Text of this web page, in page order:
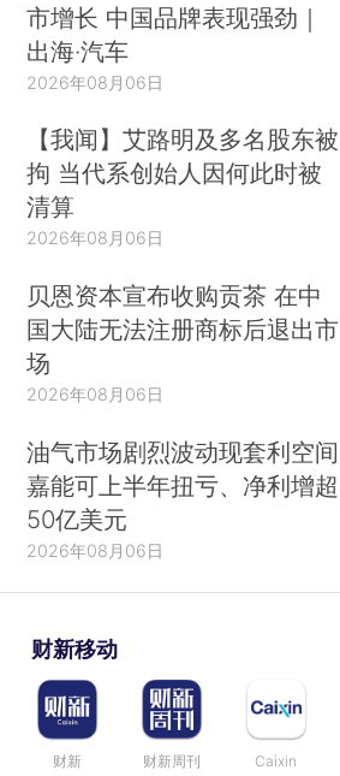
市增长 中国品牌表现强劲｜
出海·汽车
2026年08月06日
【我闻】艾路明及多名股东被
拘 当代系创始人因何此时被
清算
2026年08月06日
贝恩资本宣布收购贡茶 在中
国大陆无法注册商标后退出市
场
2026年08月06日
油气市场剧烈波动现套利空间
嘉能可上半年扭亏、净利增超
50亿美元
2026年08月06日
财新移动
财新 财新周刊 Caixin